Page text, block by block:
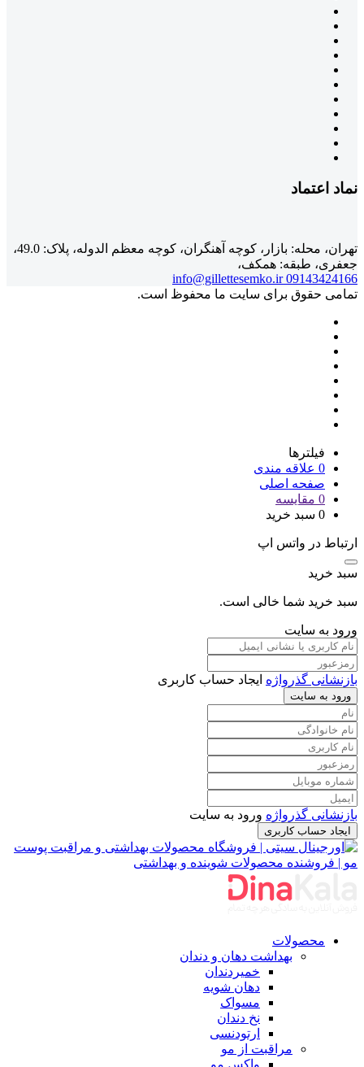
نماد اعتماد
تهران، محله: بازار، کوچه آهنگران، کوچه معظم الدوله، پلاک: 49.0،
جعفری، طبقه: همکف،
09143424166
info@gillettesemko.ir
تمامی حقوق برای سایت ما محفوظ است.
فیلترها
0 علاقه مندی
صفحه اصلی
0 مقایسه
0 سبد خرید
ارتباط در واتس اپ
سبد خرید
سبد خرید شما خالی است.
ورود به سایت
بازنشانی گذرواژه ایجاد حساب کاربری
ورود به سایت
بازنشانی گذرواژه ورود به سایت
ایجاد حساب کاربری
محصولات
بهداشت دهان و دندان
خمیردندان
دهان شویه
مسواک
نخ دندان
ارتودنسی
مراقبت از مو
واکس مو